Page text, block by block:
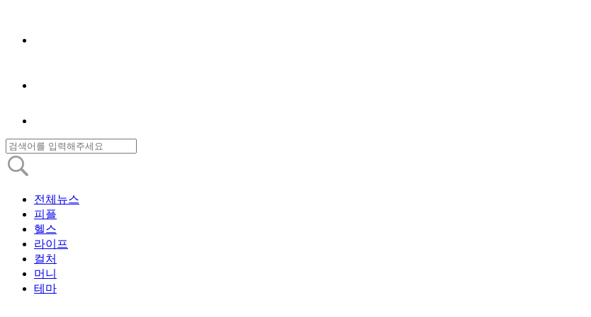
전체뉴스
피플
헬스
라이프
컬처
머니
테마